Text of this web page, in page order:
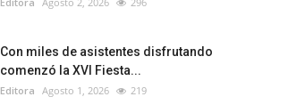
Con miles de asistentes disfrutando
comenzó la XVI Fiesta...
Editora Agosto 1, 2026 219